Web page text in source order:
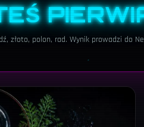
złoto, polon, rad. Wynik prowadzi do